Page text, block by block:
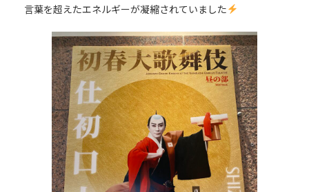
言葉を超えたエネルギーが凝縮されていました